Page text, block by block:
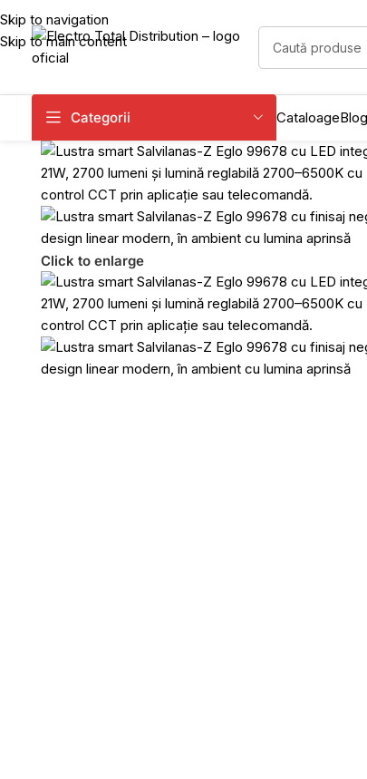
Skip to navigation
Skip to main content
Categorii CataloageBlog
Click to enlarge